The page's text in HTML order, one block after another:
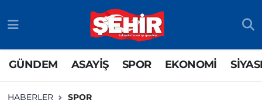
GÜNDEM ASAYİŞ SPOR EKONOMİ
HABERLER SPOR
Odunpazarı Nöbetçi Eczaneler
Odunpazarı Hava Durumu